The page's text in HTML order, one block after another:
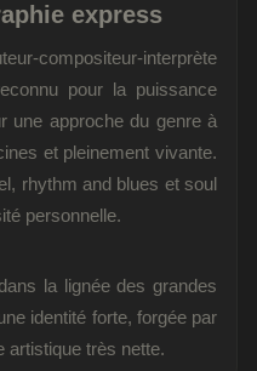
express
compositeur-interprète
pour la puissance
une approche du genre à
et pleinement vivante.
rhythm and blues et soul
personnelle.
la lignée des grandes
identité forte, forgée par
artistique très nette.